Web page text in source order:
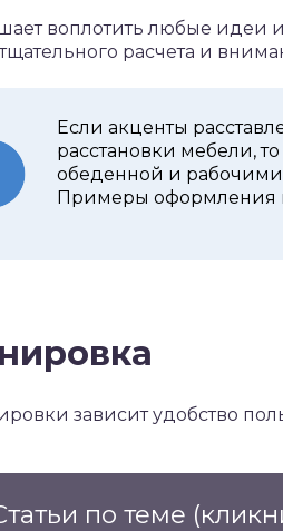
воплотить любые идеи
расчета и
Если акценты
расстановки мебели,
обеденной и рабочими
Примеры оформления
зависит удобство
по теме